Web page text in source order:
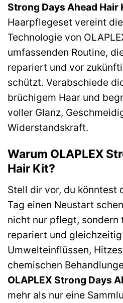
Strong Days Ahead Hair
Haarpflegeset vereint
Technologie von
umfassenden Routine,
repariert und vor
schützt. Verabschiede
brüchigem Haar und
voller Glanz,
Widerstandskraft.
Warum OLAPLEX
Hair Kit?
Stell dir vor, du könntest
Tag einen Neustart
nicht nur pflegt, sondern
repariert und
Umwelteinflüssen,
chemischen
OLAPLEX Strong Days
mehr als nur eine